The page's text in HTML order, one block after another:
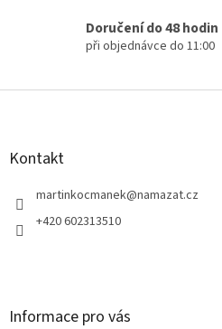
Doručení do 48 hodin
při objednávce do 11:00
Z
Kontakt
martinkocmanek@namazat.cz
+420 602313510
Informace pro vás